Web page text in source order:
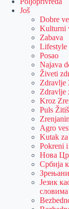
Još
Dobre
Kulturni
Zabava
Lifestyle
Posao
Najava
Živeti
Zdravlje
Zdravlje
Kroz
Puls
Agro
Kutak
Pokreni
Нова
Србија
Језик
словима